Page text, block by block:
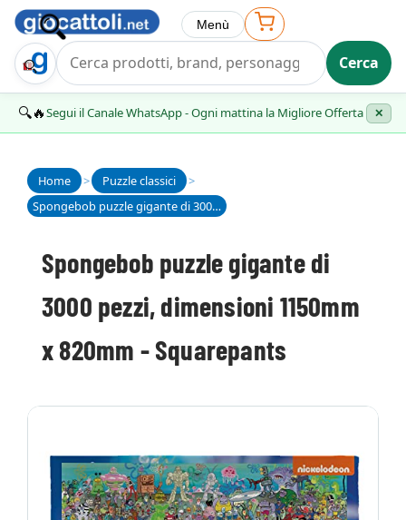
Trova Regalo Cerca
Menù
🔍🔥Segui il Canale WhatsApp - Ogni mattina la Migliore Offerta ✕
Home > Puzzle classici
>
Spongebob puzzle gigante di 3000 pezzi, dimensioni 1150mm x 820mm - Squarepants
Spongebob puzzle gigante di
3000 pezzi, dimensioni 1150mm
x 820mm - Squarepants